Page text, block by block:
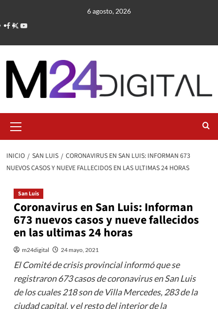
contenido
6 agosto, 2026
primario
INICIO SAN LUIS
CORONAVIRUS EN SAN LUIS: INFORMAN 673
NUEVOS CASOS Y NUEVE FALLECIDOS EN LAS ULTIMAS 24 HORAS
San Luis
Coronavirus en San Luis: Informan
673 nuevos casos y nueve fallecidos
en las ultimas 24 horas
m24digital 24 mayo, 2021
El Comité de crisis provincial informó que se
registraron 673 casos de coronavirus en San Luis
de los cuales 218 son de Villa Mercedes, 283 de la
ciudad capital, y el resto del interior de la